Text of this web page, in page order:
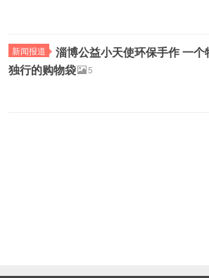
新闻报道
淄博公益小天使环保手作 一个
独行的购物袋
5